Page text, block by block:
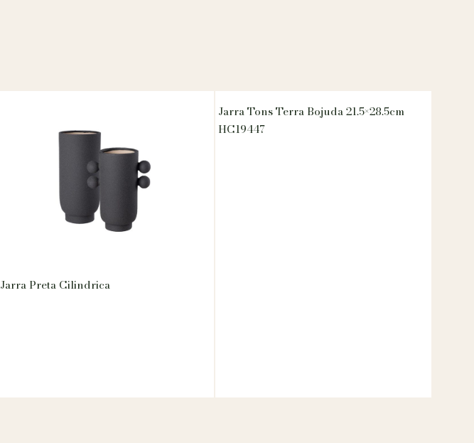
Jarra Preta Cilindrica
Jarra Tons Terra Bojuda 21.5×28.5cm
HC19447